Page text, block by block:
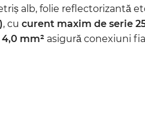
alb, folie reflectorizantă
, cu curent maxim de serie
4,0 mm² asigură conexiuni